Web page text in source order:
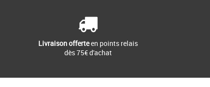
Livraison offerteen points relais
dès 75€ d'achat